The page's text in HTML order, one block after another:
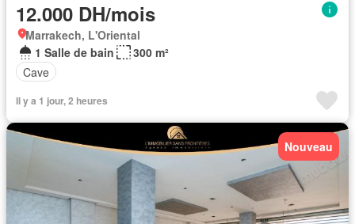
12.000 DH/mois
Marrakech, L'Oriental
1 Salle de bain
300 m²
Cave
Il y a 1 jour, 2 heures
Nouveau